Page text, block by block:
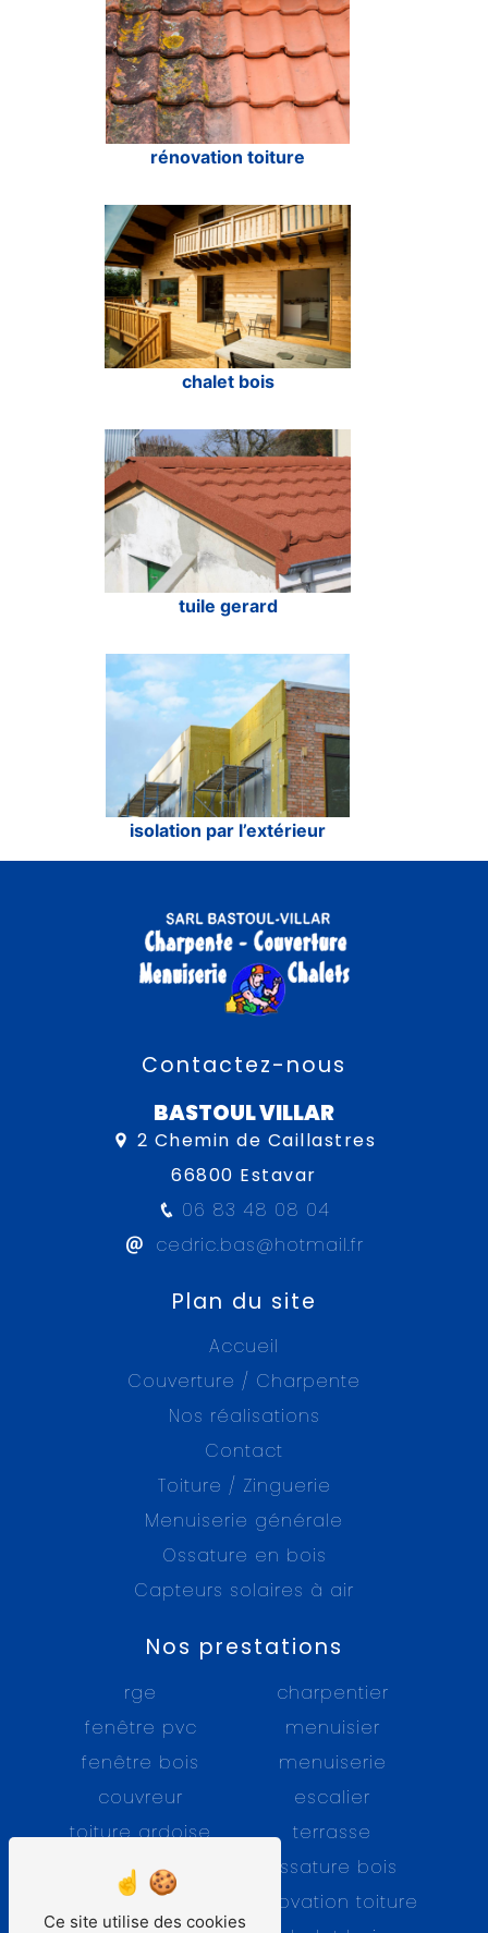
rénovation toiture
chalet bois
tuile gerard
isolation par l’extérieur
Contactez-nous
BASTOUL VILLAR
2 Chemin de Caillastres
66800 Estavar
06 83 48 08 04
cedric.bas@hotmail.fr
Plan du site
Accueil
Couverture / Charpente
Nos réalisations
Contact
Toiture / Zinguerie
Menuiserie générale
Ossature en bois
Capteurs solaires à air
Nos prestations
rge
fenêtre pvc
fenêtre bois
couvreur
toiture ardoise
fenêtre alu
charpente
charpentier
menuisier
menuiserie
escalier
terrasse
ossature bois
rénovation toiture
Ce site utilise des cookies